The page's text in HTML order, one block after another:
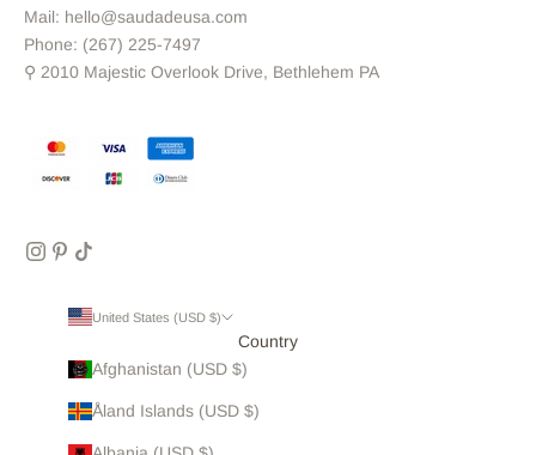
Mail: hello@saudadeusa.com
Phone: (267) 225-7497
⚲ 2010 Majestic Overlook Drive, Bethlehem PA
United States (USD $)
Country
Afghanistan (USD $)
Åland Islands (USD $)